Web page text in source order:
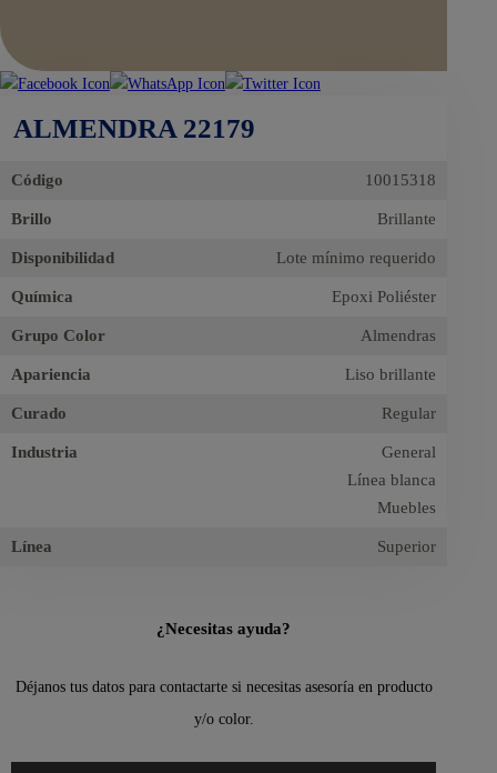
ALMENDRA 22179
Código 10015318
Brillo Brillante
Disponibilidad Lote mínimo requerido
Química Epoxi Poliéster
Grupo Color Almendras
Apariencia Liso brillante
Curado Regular
Industria
General
Línea blanca
Muebles
Línea Superior
¿Necesitas ayuda?
Déjanos tus datos para contactarte si necesitas asesoría en producto
y/o color.